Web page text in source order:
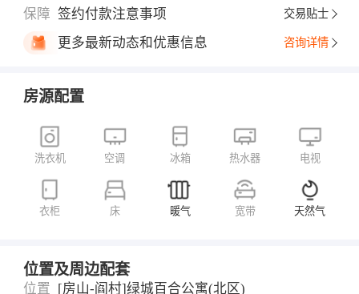
保障 签约付款注意事项 交易贴士
更多最新动态和优惠信息 咨询详情
房源配置
洗衣机 空调 冰箱 热水器 电视
衣柜 床 暖气 宽带 天然气
位置及周边配套
位置 [房山-阎村]绿城百合公寓(北区)